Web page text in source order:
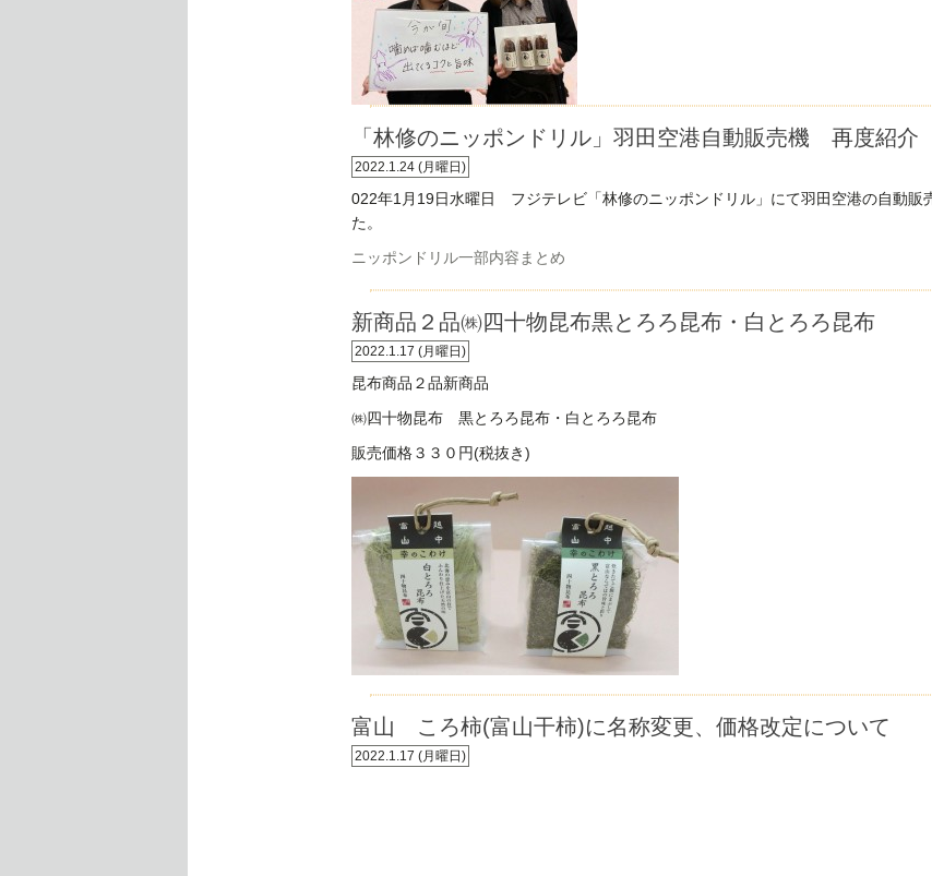
「林修のニッポンドリル」羽田空港自動販売機 再度紹介
2022.1.24 (月曜日)
022年1月19日水曜日 フジテレビ「林修のニッポンドリル」にて羽田空港の自動販
た。
ニッポンドリル一部内容まとめ
新商品２品㈱四十物昆布黒とろろ昆布・白とろろ昆布
2022.1.17 (月曜日)
昆布商品２品新商品
㈱四十物昆布 黒とろろ昆布・白とろろ昆布
販売価格３３０円(税抜き)
富山 ころ柿(富山干柿)に名称変更、価格改定について
2022.1.17 (月曜日)